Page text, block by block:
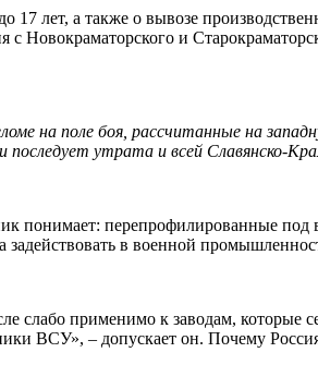
лет, а также о вывозе
Новокраматорского и
на поле боя, рассчитанные на
утрата и всей Славянско-
понимает: перепрофилированные
в военной
применимо к заводам, которые
ВСУ», – допускает он. Почему